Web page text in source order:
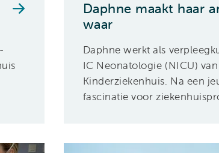
Daphne maakt haar
waar
Daphne werkt als
IC Neonatologie (NICU)
Kinderziekenhuis. Na een
fascinatie voor